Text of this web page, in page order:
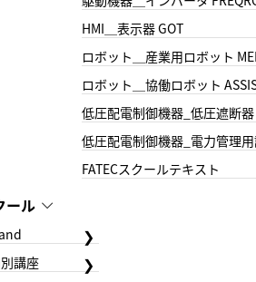
HMI＿表示器 GOT
ロボット＿産業用ロボット
ロボット＿協働ロボット
低圧配電制御機器_低圧遮断器
低圧配電制御機器_電力管理
FATECスクールテキスト
ール
講座